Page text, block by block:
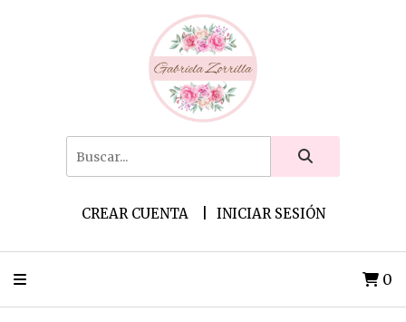
CREAR CUENTA INICIAR SESIÓN
0